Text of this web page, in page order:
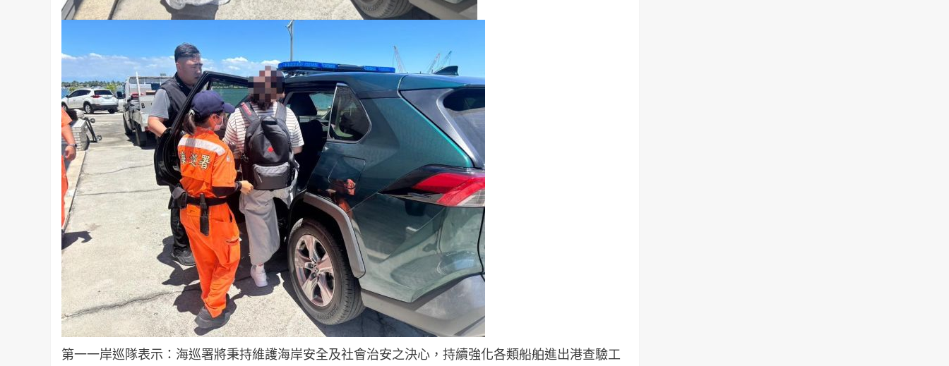
第一一岸巡隊表示：海巡署將秉持維護海岸安全及社會治安之決心，持續強化各類船舶進出港查驗工